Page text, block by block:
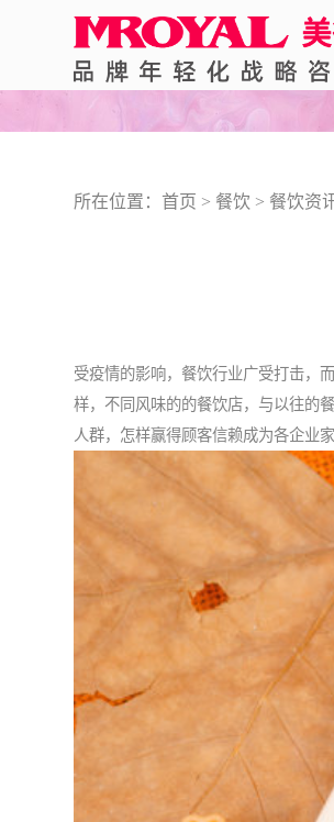
所在位置： 首页 > 餐饮 > 餐饮资
受疫情的影响，餐饮行业广受打击，
样，不同风味的的餐饮店，与以往的
人群，怎样赢得顾客信赖成为各企业